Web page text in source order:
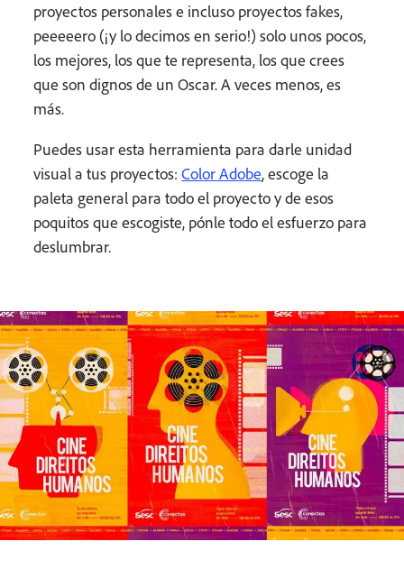
proyectos personales e incluso proyectos fakes,
peeeeero (¡y lo decimos en serio!) solo unos pocos,
los mejores, los que te representa, los que crees
que son dignos de un Oscar. A veces menos, es
más.
Puedes usar esta herramienta para darle unidad
visual a tus proyectos:Color Adobe, escoge la
paleta general para todo el proyecto y de esos
poquitos que escogiste, pónle todo el esfuerzo para
deslumbrar.